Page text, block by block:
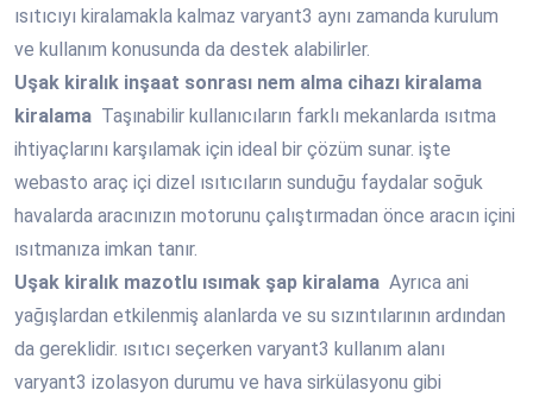
ısıtıcıyı kiralamakla kalmaz varyant3 aynı zamanda kurulum
ve kullanım konusunda da destek alabilirler.
Uşak kiralık inşaat sonrası nem alma cihazı kiralama
kiralama Taşınabilir kullanıcıların farklı mekanlarda ısıtma
ihtiyaçlarını karşılamak için ideal bir çözüm sunar. işte
webasto araç içi dizel ısıtıcıların sunduğu faydalar soğuk
havalarda aracınızın motorunu çalıştırmadan önce aracın içini
ısıtmanıza imkan tanır.
Uşak kiralık mazotlu ısımak şap kiralama Ayrıca ani
yağışlardan etkilenmiş alanlarda ve su sızıntılarının ardından
da gereklidir. ısıtıcı seçerken varyant3 kullanım alanı
varyant3 izolasyon durumu ve hava sirkülasyonu gibi